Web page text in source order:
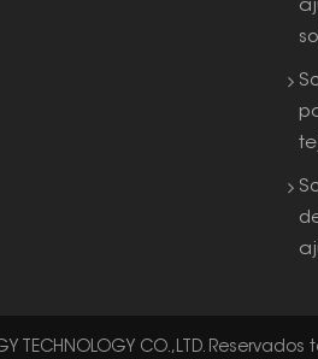
TECHNOLOGY CO.,LTD.